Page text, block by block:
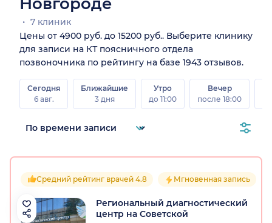
7 клиник
Цены от 4900 руб. до 15200 руб.. Выберите клинику
для записи на КТ поясничного отдела
позвоночника по рейтингу на базе 1943 отзывов.
Сегодня
6 авг.
Ближайшие
3 дня
Утро
до 11:00
Вечер
после 18:00
Средний рейтинг врачей 4.8 Мгновенная запись
Региональный диагностический
центр на Советской